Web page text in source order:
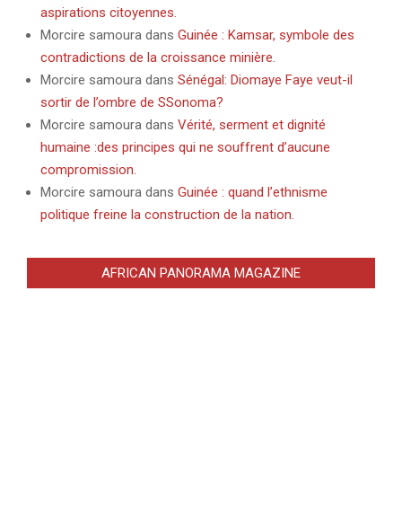
aspirations citoyennes.
Morcire samoura dans Guinée : Kamsar, symbole des
contradictions de la croissance minière.
Morcire samoura dans Sénégal: Diomaye Faye veut-il
sortir de l’ombre de SSonoma?
Morcire samoura dans Vérité, serment et dignité
humaine :des principes qui ne souffrent d’aucune
compromission.
Morcire samoura dans Guinée : quand l’ethnisme
politique freine la construction de la nation.
AFRICAN PANORAMA MAGAZINE